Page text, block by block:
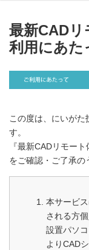
最新CAD
利用にあた
この度は、にいがた
す。
『最新CADリモー
をご確認・ご了承の
本サービ
される方
設置パソ
よりCAD